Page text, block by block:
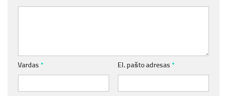
Vardas * El. pašto adresas *